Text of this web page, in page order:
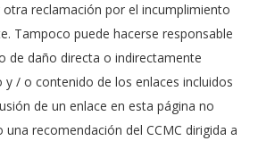
reclamación por el incumplimiento
Tampoco puede hacerse responsable
de daño directa o indirectamente
/ o contenido de los enlaces incluidos
de un enlace en esta página no
recomendación del CCMC dirigida a